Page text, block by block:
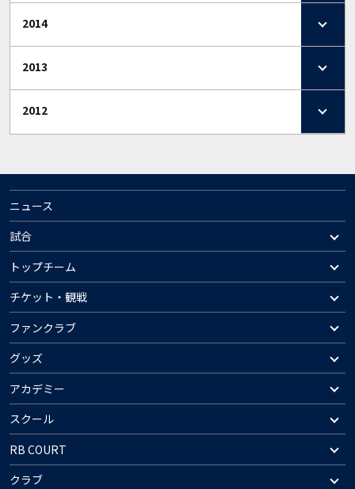
2014
2013
2012
ニュース
試合
トップチーム
チケット・観戦
ファンクラブ
グッズ
アカデミー
スクール
RB COURT
クラブ